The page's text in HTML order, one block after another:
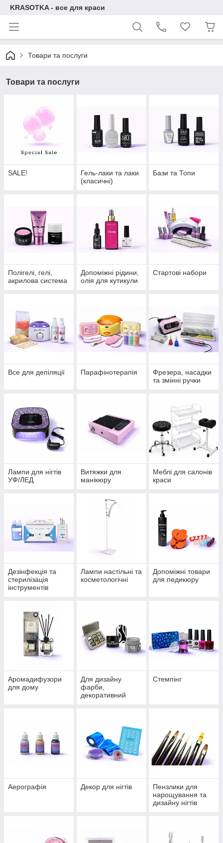
KRASOTKA - все для краси
Товари та послуги
Товари та послуги
SALE!
Гель-лаки та лаки
(класичні)
Бази та Топи
Полігелі, гелі,
акрилова система
Допоміжні рідини,
олія для кутикули
Стартові набори
Все для депіляції Парафінотерапія
Фрезера, насадки
та змінні ручки
Лампи для нігтів
УФ/ЛЕД
Витяжки для
манікюру
Меблі для салонів
краси
Дезінфекція та
стерилізація
інструментів
Лампи настільні та
косметологічні
Допоміжні товари
для педикюру
Аромадифузори
для дому
Для дизайну
фарби,
декоративний
Стемпінг
Аерографія Декор для нігтів
Пензлики для
нарощування та
дизайну нігтів